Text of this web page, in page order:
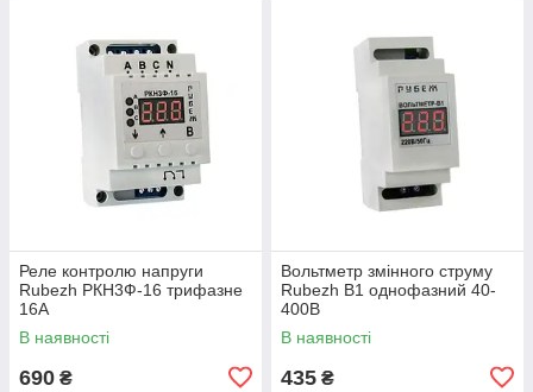
Реле контролю напруги
Rubezh РКН3Ф-16 трифазне
16А
В наявності
690 ₴
Вольтметр змінного струму
Rubezh В1 однофазний 40-
400В
В наявності
435 ₴